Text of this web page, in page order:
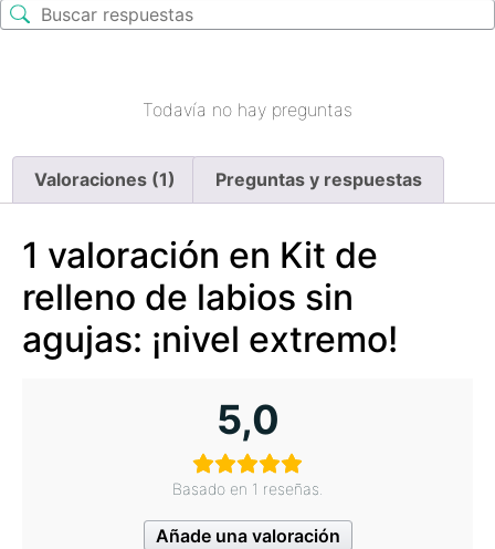
Todavía no hay preguntas
Valoraciones (1) Preguntas y respuestas
1 valoración en Kit de
relleno de labios sin
agujas: ¡nivel extremo!
5,0
Basado en 1 reseñas.
Añade una valoración